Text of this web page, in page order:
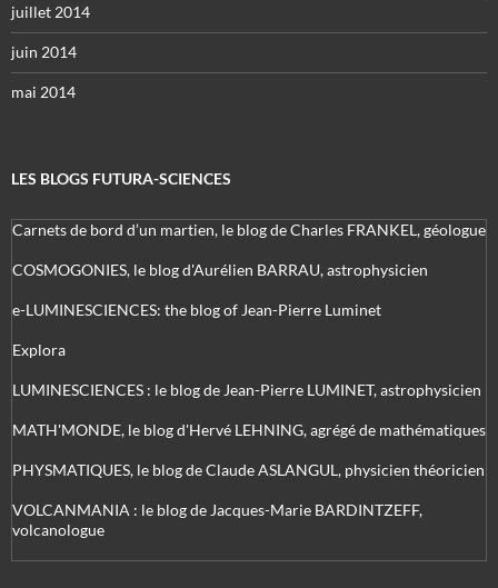
juillet 2014
juin 2014
mai 2014
LES BLOGS FUTURA-SCIENCES
Carnets de bord d’un martien, le blog de Charles FRANKEL, géologue
COSMOGONIES, le blog d'Aurélien BARRAU, astrophysicien
e-LUMINESCIENCES: the blog of Jean-Pierre Luminet
Explora
LUMINESCIENCES : le blog de Jean-Pierre LUMINET, astrophysicien
MATH'MONDE, le blog d'Hervé LEHNING, agrégé de mathématiques
PHYSMATIQUES, le blog de Claude ASLANGUL, physicien théoricien
VOLCANMANIA : le blog de Jacques-Marie BARDINTZEFF,
volcanologue